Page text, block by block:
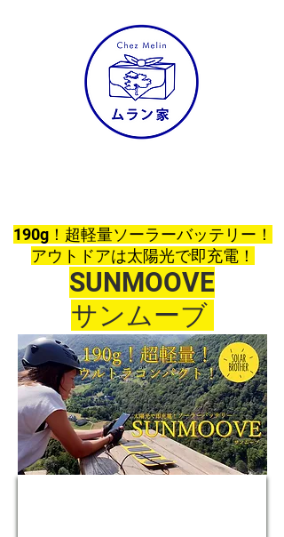
SUNMOOVE
​​サンムーブ
190g！超軽量ソーラーバッテリー！
アウトドアは太陽光で即充電！